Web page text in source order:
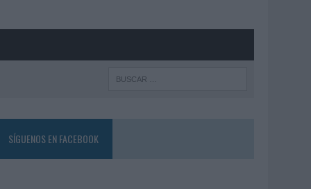
SÍGUENOS EN FACEBOOK